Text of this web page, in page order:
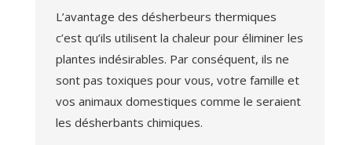
L’avantage des désherbeurs thermiques
c’est qu’ils utilisent la chaleur pour éliminer les
plantes indésirables. Par conséquent, ils ne
sont pas toxiques pour vous, votre famille et
vos animaux domestiques comme le seraient
les désherbants chimiques.